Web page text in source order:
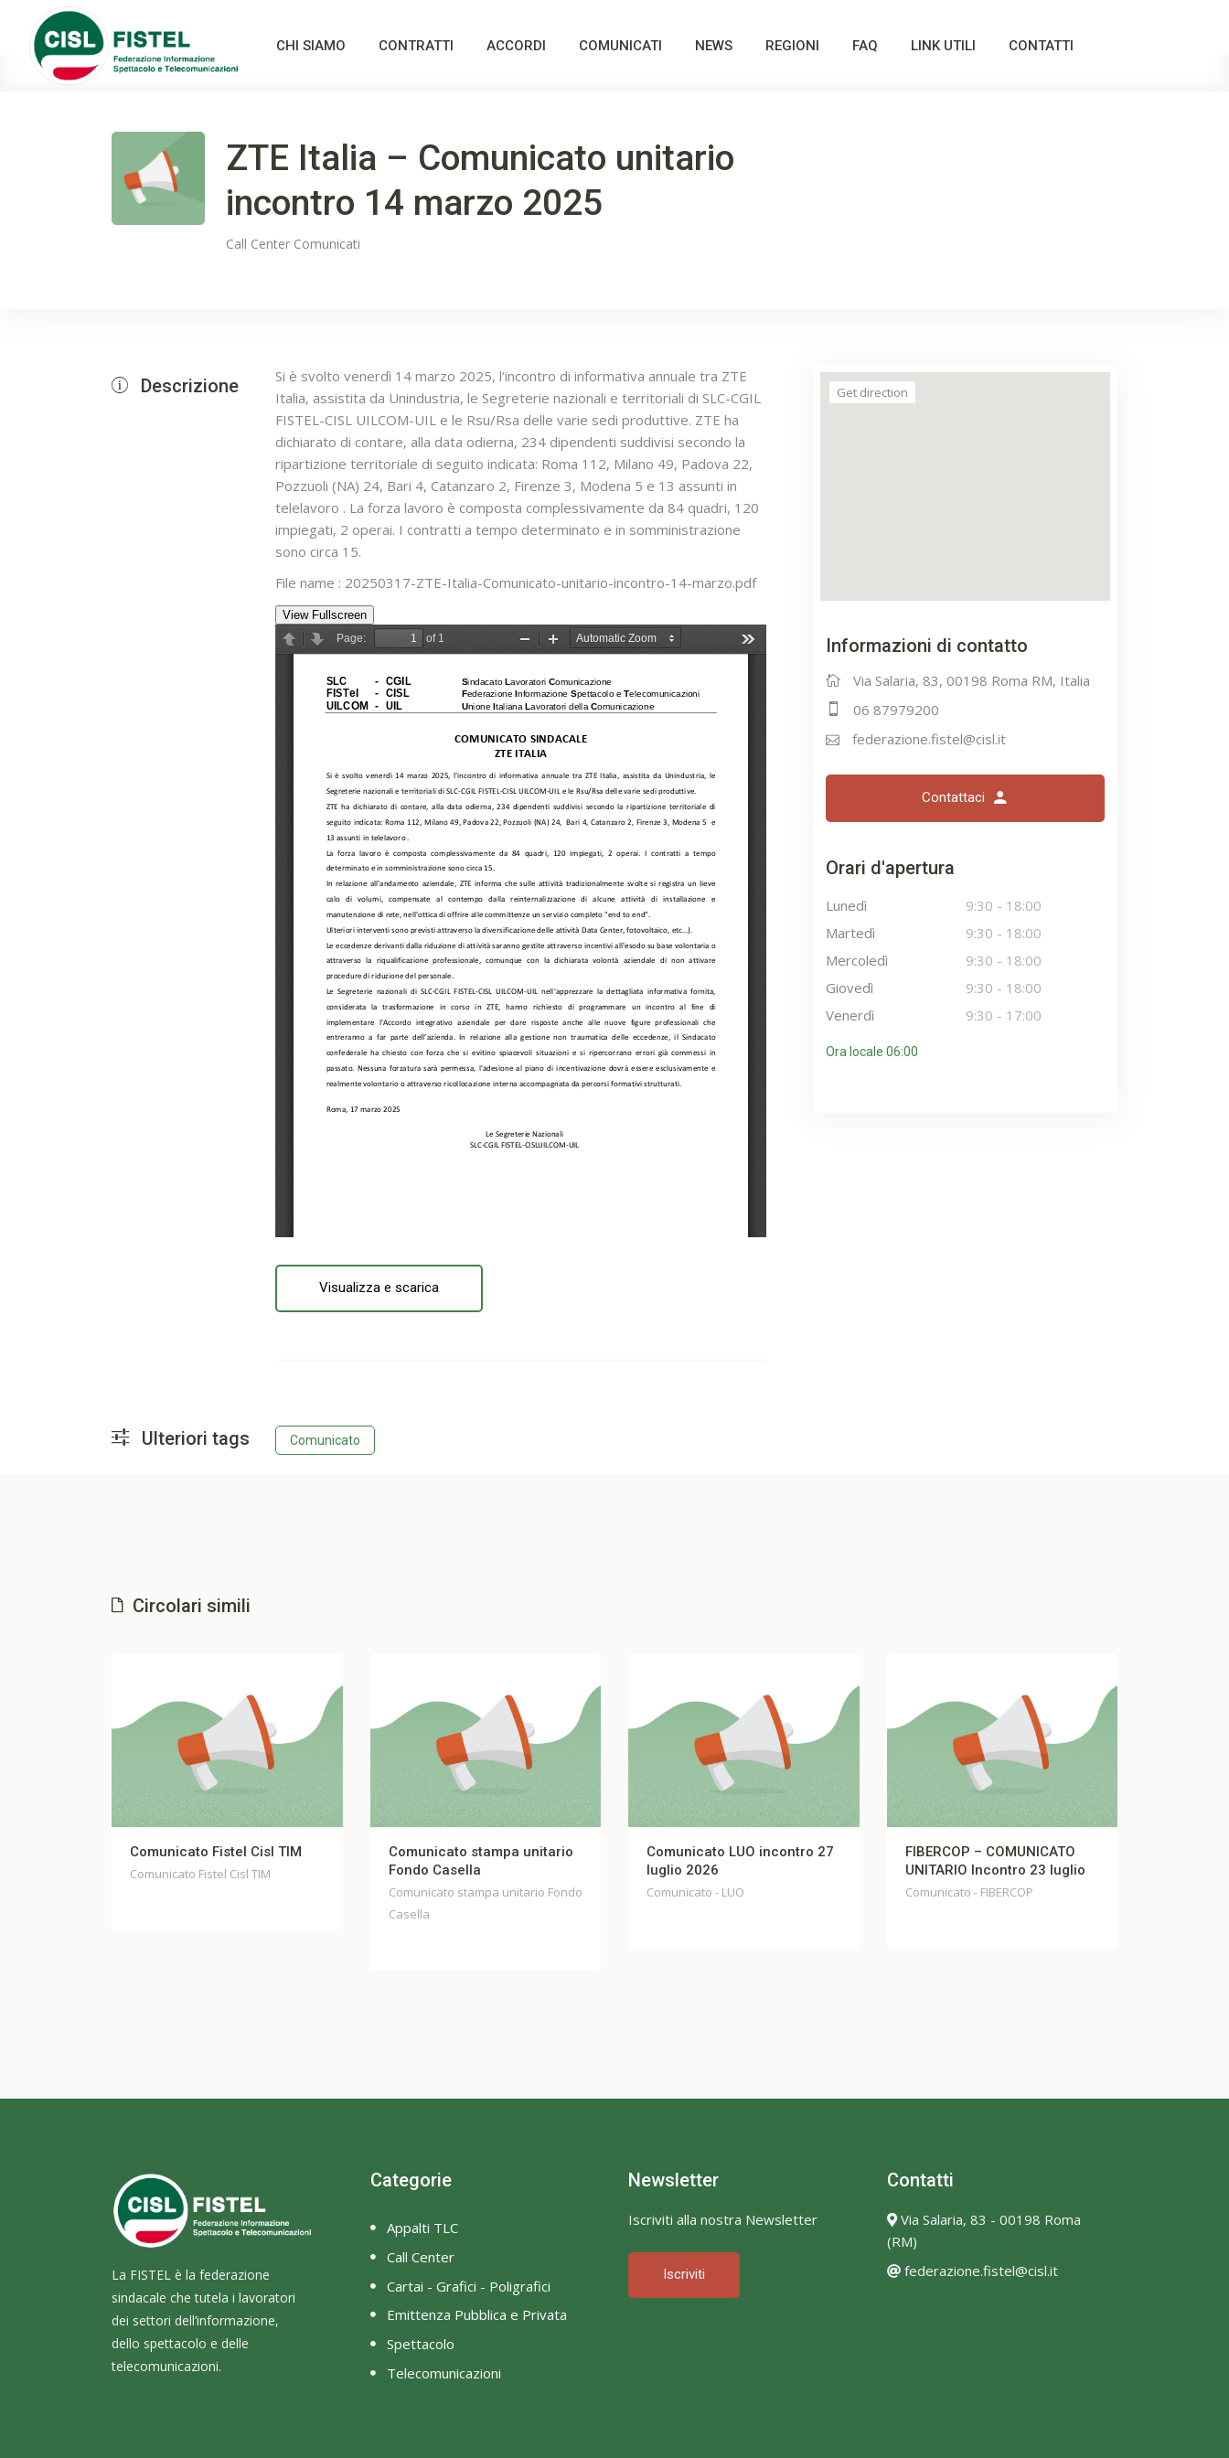
CHI SIAMO CONTRATTI ACCORDI COMUNICATI NEWS REGIONI FAQ LINK UTILI CONTATTI
ZTE Italia – Comunicato unitario
incontro 14 marzo 2025
Call Center Comunicati
Descrizione
Si è svolto venerdì 14 marzo 2025, l’incontro di informativa annuale tra ZTE
Italia, assistita da Unindustria, le Segreterie nazionali e territoriali di SLC-CGIL
FISTEL-CISL UILCOM-UIL e le Rsu/Rsa delle varie sedi produttive. ZTE ha
dichiarato di contare, alla data odierna, 234 dipendenti suddivisi secondo la
ripartizione territoriale di seguito indicata: Roma 112, Milano 49, Padova 22,
Pozzuoli (NA) 24, Bari 4, Catanzaro 2, Firenze 3, Modena 5 e 13 assunti in
telelavoro . La forza lavoro è composta complessivamente da 84 quadri, 120
impiegati, 2 operai. I contratti a tempo determinato e in somministrazione
sono circa 15.
File name : 20250317-ZTE-Italia-Comunicato-unitario-incontro-14-marzo.pdf
View Fullscreen
Visualizza e scarica
Ulteriori tags Comunicato
Get direction
Informazioni di contatto
Via Salaria, 83, 00198 Roma RM, Italia
06 87979200
federazione.fistel@cisl.it
Contattaci
Orari d'apertura
Lunedì 9:30 - 18:00
Martedì
9:30 - 18:00
Mercoledì
9:30 - 18:00
Giovedì
9:30 - 18:00
Venerdì
9:30 - 17:00
Ora locale 06:00
Circolari simili
Comunicato Fistel Cisl TIM
Comunicato Fistel Cisl TIM
Comunicato stampa unitario
Fondo Casella
Comunicato stampa unitario Fondo
Casella
Comunicato LUO incontro 27
luglio 2026
Comunicato - LUO
FIBERCOP – COMUNICATO
UNITARIO Incontro 23 luglio
Comunicato - FIBERCOP
La FISTEL è la federazione
sindacale che tutela i lavoratori
dei settori dell’informazione,
dello spettacolo e delle
telecomunicazioni.
Categorie
Appalti TLC
Call Center
Cartai - Grafici - Poligrafici
Emittenza Pubblica e Privata
Spettacolo
Telecomunicazioni
Newsletter
Iscriviti alla nostra Newsletter
Iscriviti
Contatti
Via Salaria, 83 - 00198 Roma
(RM)
federazione.fistel@cisl.it